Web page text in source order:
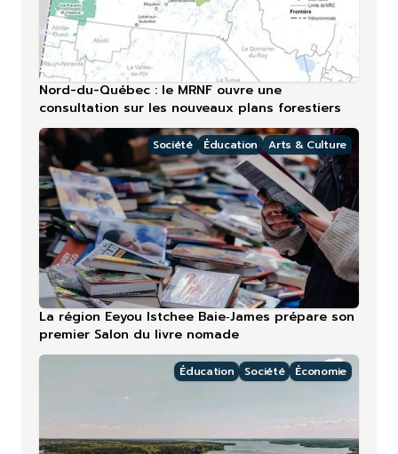
Nord-du-Québec : le MRNF ouvre une
consultation sur les nouveaux plans forestiers
Société Éducation Arts & Culture
La région Eeyou Istchee Baie‑James prépare son
premier Salon du livre nomade
Éducation Société Économie